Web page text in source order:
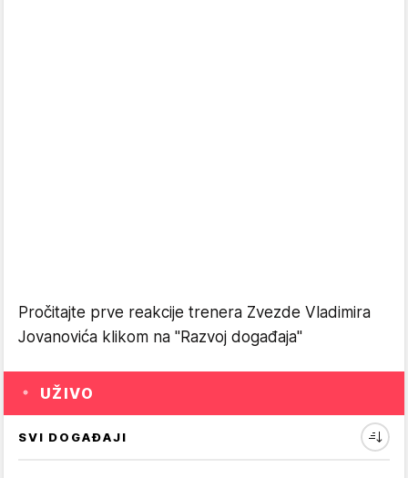
Pročitajte prve reakcije trenera Zvezde Vladimira
Jovanovića klikom na "Razvoj događaja"
UŽIVO
SVI DOGAĐAJI